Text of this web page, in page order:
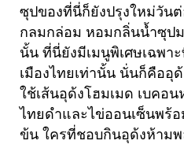
ซุปของที่นี่ก็ยังปรุงใหม่วัน
กลมกล่อม หอมกลิ่นน้ำซุปม
นั้น ที่นี่ยังมีเมนูพิเศษเฉพา
เมืองไทยเท่านั้น นั่นก็คืออุ
ใช้เส้นอุด้งโฮมเมด เบคอ
ไทยดำและไข่ออนเซ็นพร้
ข้น ใครที่ชอบกินอุด้งห้าม